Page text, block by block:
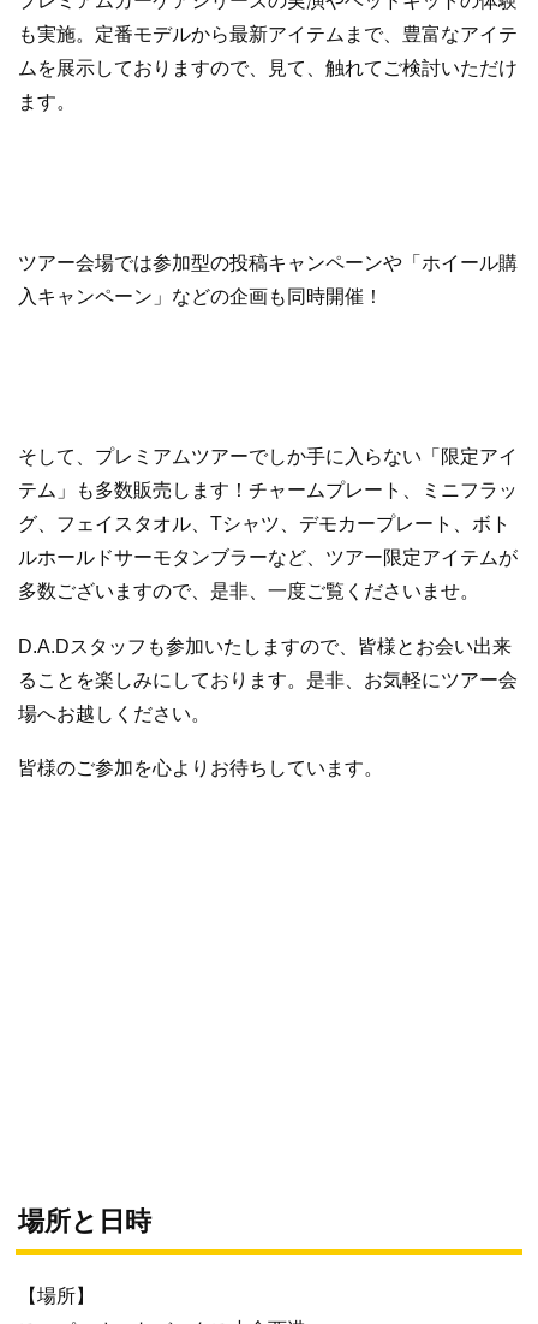
も実施。定番モデルから最新アイテムまで、豊富なアイテ
ムを展示しておりますので、見て、触れてご検討いただけ
ます。
ツアー会場では参加型の投稿キャンペーンや「ホイール購
入キャンペーン」などの企画も同時開催！
そして、プレミアムツアーでしか手に入らない「限定アイ
テム」も多数販売します！チャームプレート、ミニフラッ
グ、フェイスタオル、Tシャツ、デモカープレート、ボト
ルホールドサーモタンブラーなど、ツアー限定アイテムが
多数ございますので、是非、一度ご覧くださいませ。
D.A.Dスタッフも参加いたしますので、皆様とお会い出来
ることを楽しみにしております。是非、お気軽にツアー会
場へお越しください。
皆様のご参加を心よりお待ちしています。
場所と日時
【場所】